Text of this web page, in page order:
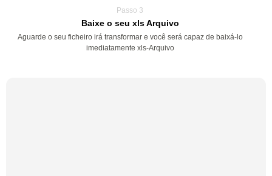
Passo 3
Baixe o seu xls Arquivo
Aguarde o seu ficheiro irá transformar e você será capaz de baixá-lo
imediatamente xls-Arquivo